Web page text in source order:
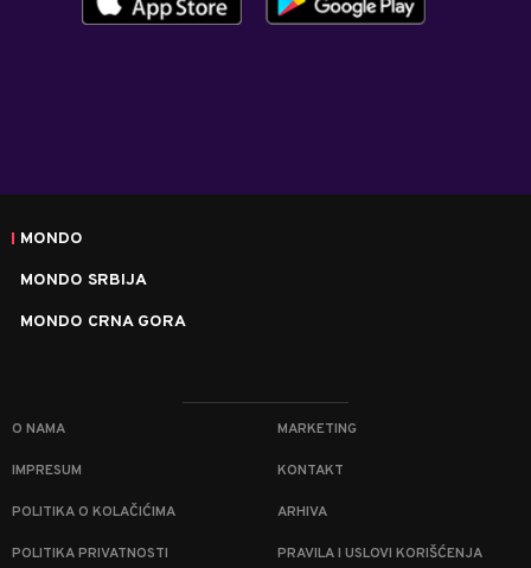
MONDO
MONDO SRBIJA
MONDO CRNA GORA
O NAMA MARKETING
IMPRESUM KONTAKT
POLITIKA O KOLAČIĆIMA ARHIVA
POLITIKA PRIVATNOSTI PRAVILA I USLOVI KORIŠĆENJA